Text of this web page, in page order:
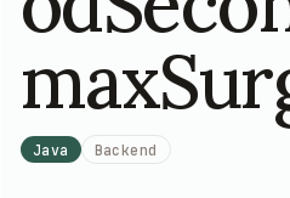
Java Backend